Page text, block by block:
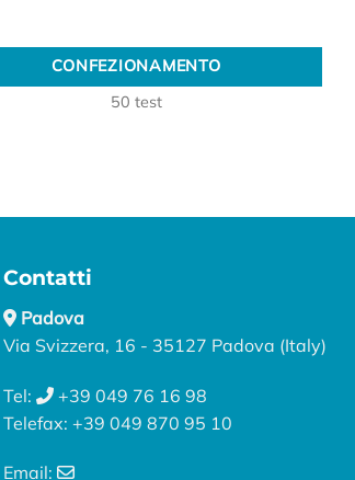
CONFEZIONAMENTO
CONFEZIONAMENTO
50 test
Contatti
Padova
Via Svizzera, 16 - 35127 Padova (Italy)
Tel:
+39 049 76 16 98
Telefax: +39 049 870 95 10
Email: